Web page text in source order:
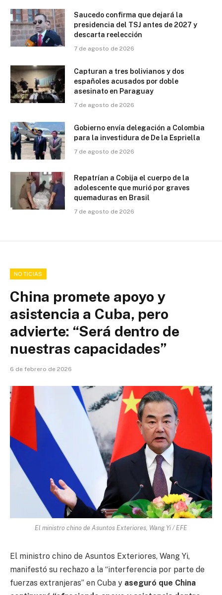
Saucedo confirma que dejará la
presidencia del TSJ antes de 2027 y
descarta reelección
7 de agosto de 2026
Capturan a tres bolivianos y dos
españoles acusados por doble
asesinato en Paraguay
7 de agosto de 2026
Gobierno envía delegación a Colombia
para la investidura de De la Espriella
7 de agosto de 2026
Repatrían a Cobija el cuerpo de la
adolescente que murió por graves
quemaduras en Brasil
7 de agosto de 2026
NOTICIAS
China promete apoyo y
asistencia a Cuba, pero
advierte: “Será dentro de
nuestras capacidades”
6 de febrero de 2026
El ministro chino de Asuntos Exteriores, Wang Yi / EFE
El ministro chino de Asuntos Exteriores, Wang Yi,
manifestó su rechazo a la “interferencia por parte de
fuerzas extranjeras” en Cuba y aseguró que China